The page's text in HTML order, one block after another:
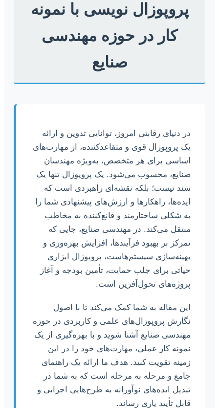
پروپوزال نویسی با نمونه
کار در حوزه مهندسی
صنایع
در دنیای رقابتی امروز، توانایی تدوین و ارائه
یک پروپوزال قوی و متقاعدکننده، از مهارت‌های
اساسی برای هر متخصص، به‌ویژه مهندسان
صنایع، محسوب می‌شود. یک پروپوزال تنها یک
سند نیست؛ بلکه نقشه‌ای راهبردی است که
ایده‌ها، راهکارها و ارزش‌های پیشنهادی شما را
به شکلی ساختارمند و قانع‌کننده به مخاطب
منتقل می‌کند. در مهندسی صنایع، جایی که
تمرکز بر بهبود فرآیندها، افزایش بهره‌وری و
بهینه‌سازی سیستم‌هاست، پروپوزال ابزاری
حیاتی برای جلب حمایت، تأمین بودجه و آغاز
پروژه‌های تحول‌آفرین است.
این مقاله به شما کمک می‌کند تا با اصول
نگارش پروپوزال‌های علمی و کاربردی در حوزه
مهندسی صنایع آشنا شوید و با بهره‌گیری از یک
نمونه کار عملی، مهارت‌های خود را در این
زمینه تقویت کنید. هدف ما ارائه یک راهنمای
جامع و مرحله به مرحله است که به شما در
تبدیل ایده‌های نوآورانه به طرح‌هایی اجرایی و
قابل تأیید یاری رساند.